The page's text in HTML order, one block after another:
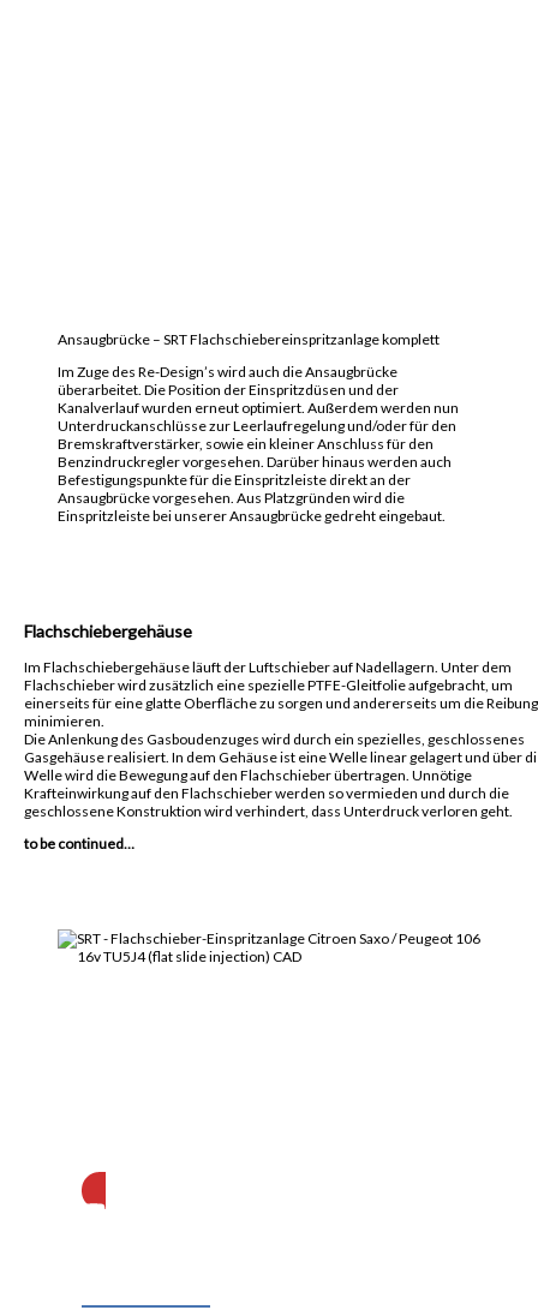
Ansaugbrücke – SRT Flachschiebereinspritzanlage komplett
Im Zuge des Re-Design’s wird auch die Ansaugbrücke
überarbeitet. Die Position der Einspritzdüsen und der
Kanalverlauf wurden erneut optimiert. Außerdem werden nun
Unterdruckanschlüsse zur Leerlaufregelung und/oder für den
Bremskraftverstärker, sowie ein kleiner Anschluss für den
Benzindruckregler vorgesehen. Darüber hinaus werden auch
Befestigungspunkte für die Einspritzleiste direkt an der
Ansaugbrücke vorgesehen. Aus Platzgründen wird die
Einspritzleiste bei unserer Ansaugbrücke gedreht eingebaut.
Flachschiebergehäuse
Im Flachschiebergehäuse läuft der Luftschieber auf Nadellagern. Unter dem
Flachschieber wird zusätzlich eine spezielle PTFE-Gleitfolie aufgebracht, um
einerseits für eine glatte Oberfläche zu sorgen und andererseits um die
minimieren.
Die Anlenkung des Gasboudenzuges wird durch ein spezielles, geschlossenes
Gasgehäuse realisiert. In dem Gehäuse ist eine Welle linear gelagert und über
Welle wird die Bewegung auf den Flachschieber übertragen. Unnötige
Krafteinwirkung auf den Flachschieber werden so vermieden und durch die
geschlossene Konstruktion wird verhindert, dass Unterdruck verloren geht.
to be continued…